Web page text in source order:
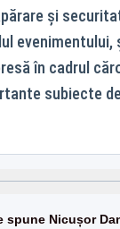
și
în cadrul
subiecte
spune Nicușor